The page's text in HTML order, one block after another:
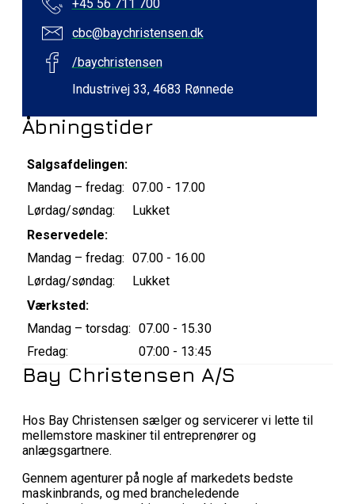
+45 56 711 700
cbc@baychristensen.dk
/baychristensen
Industrivej 33, 4683 Rønnede
Åbningstider
Salgsafdelingen:
Mandag – fredag: 07.00 - 17.00
Lørdag/søndag:
Lukket
Reservedele:
Mandag – fredag: 07.00 - 16.00
Lørdag/søndag:
Lukket
Værksted:
Mandag – torsdag: 07.00 - 15.30
Fredag:
07:00 - 13:45
Bay Christensen A/S
Hos Bay Christensen sælger og servicerer vi lette til
mellemstore maskiner til entreprenører og
anlægsgartnere.
Gennem agenturer på nogle af markedets bedste
maskinbrands, og med brancheledende